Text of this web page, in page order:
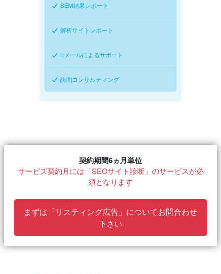
SEM結果レポート
解析サイトレポート
Eメールによるサポート
訪問コンサルティング
契約期間6ヵ月単位
サービズ契約月には「SEOサイト診断」のサービスが必
須となります
まずは「リスティング広告」についてお問合わせ
下さい